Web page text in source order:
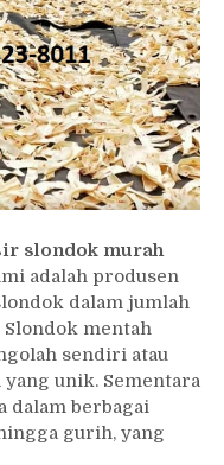
slondok murah
adalah produsen
dalam jumlah
mentah
sendiri atau
unik. Sementara
dalam berbagai
gurih, yang